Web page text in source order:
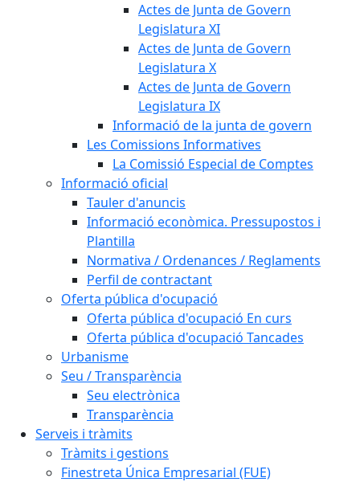
Actes de Junta de Govern
Legislatura XI
Actes de Junta de Govern
Legislatura X
Actes de Junta de Govern
Legislatura IX
Informació de la junta de govern
Les Comissions Informatives
La Comissió Especial de Comptes
Informació oficial
Tauler d'anuncis
Informació econòmica. Pressupostos i
Plantilla
Normativa / Ordenances / Reglaments
Perfil de contractant
Oferta pública d'ocupació
Oferta pública d'ocupació En curs
Oferta pública d'ocupació Tancades
Urbanisme
Seu / Transparència
Seu electrònica
Transparència
Serveis i tràmits
Tràmits i gestions
Finestreta Única Empresarial (FUE)